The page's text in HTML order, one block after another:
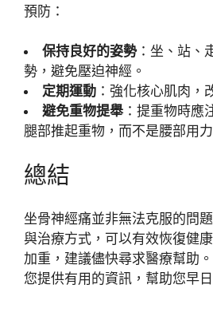
預防：
保持良好的姿勢：坐、站、
勢，避免壓迫神經。
定期運動 ：強化核心肌肉，
避免重物提舉：提重物時應
腿部推起重物，而不是腰部用力
總結
坐骨神經痛並非無法克服的問
與治療方式，可以有效恢復健
加重，建議儘快尋求醫療幫助
您提供有用的資訊，幫助您早日